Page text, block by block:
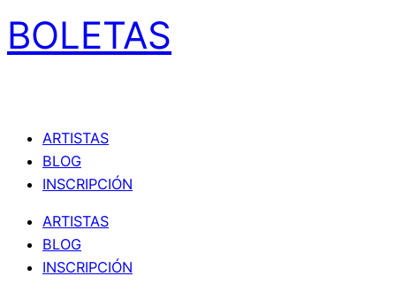
BOLETAS
ARTISTAS
BLOG
INSCRIPCIÓN
ARTISTAS
BLOG
INSCRIPCIÓN